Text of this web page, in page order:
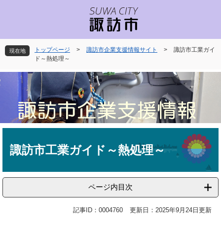
先
頭
。
を
飛
て
現在地 トップページ > 諏訪市企業支援情報サイト >
諏訪市工業ガイ
ド～熱処理～
諏訪市工業ガイド～熱処理～
ページ内目次
記事ID：0004760 更新日：2025年9月24日更新